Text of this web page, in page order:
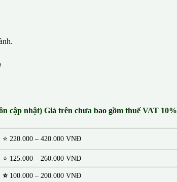
cập nhật) Giá trên chưa bao gồm thuế VAT 10%
⭐ 220.000 – 420.000 VNĐ
⭐ 125.000 – 260.000 VNĐ
⭐ 100.000 – 200.000 VNĐ